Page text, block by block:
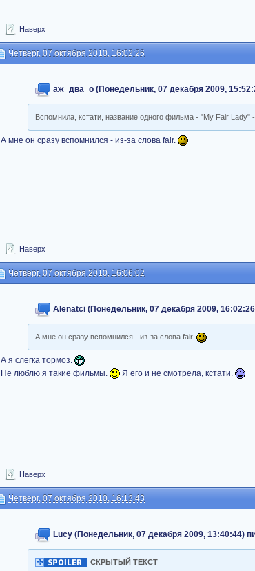
Наверх
Четверг, 07 октября 2010, 16:02:26
аж_два_о (Понедельник, 07 декабря 2009,
Вспомнила, кстати, название одного фильма - "My Fair
А мне он сразу вспомнился - из-за слова fair.
Наверх
Четверг, 07 октября 2010, 16:06:02
Alenatci (Понедельник, 07 декабря 2009,
А мне он сразу вспомнился - из-за слова fair.
А я слегка тормоз.
Не люблю я такие фильмы.
Я его и не смотрела, кстати.
Наверх
Четверг, 07 октября 2010, 16:13:43
Lucy (Понедельник, 07 декабря 2009, 13:40:44)
СКРЫТЫЙ ТЕКСТ